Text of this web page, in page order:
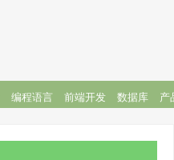
编程语言 前端开发 数据库 产